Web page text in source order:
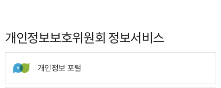
개인정보보호위원회 정보서비스
개인정보 포털